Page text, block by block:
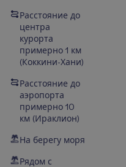
Расстояние до
центра
курорта
примерно 1 км
(Коккини-Хани)
Расстояние до
аэропорта
примерно 10
км (Ираклион)
На берегу моря
Рядом с